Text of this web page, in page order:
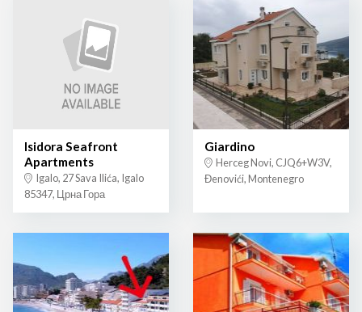
Isidora Seafront
Apartments
Igalo, 27 Sava Ilića, Igalo
85347, Црна Гора
Giardino
Herceg Novi, CJQ6+W3V,
Đenovići, Montenegro